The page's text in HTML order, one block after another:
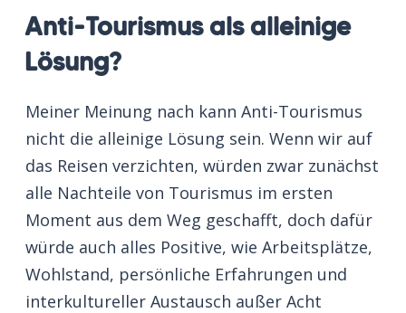
Anti-Tourismus als alleinige
Lösung?
Meiner Meinung nach kann Anti-Tourismus
nicht die alleinige Lösung sein. Wenn wir auf
das Reisen verzichten, würden zwar zunächst
alle Nachteile von Tourismus im ersten
Moment aus dem Weg geschafft, doch dafür
würde auch alles Positive, wie Arbeitsplätze,
Wohlstand, persönliche Erfahrungen und
interkultureller Austausch außer Acht